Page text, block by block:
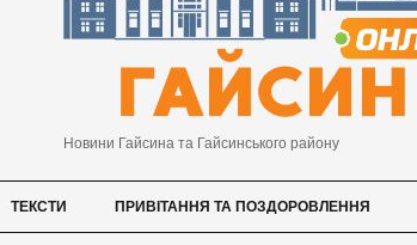
Новини Гайсина та Гайсинського району
ТЕКСТИ ПРИВІТАННЯ ТА ПОЗДОРОВЛЕННЯ